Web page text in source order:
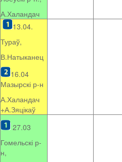
А.Халандач
13.04.
Тураў,
В.Натыканец
16.04
Мазырскі р-н
А.Халандач
+А.Зяцікаў
27.03
Гомельскі р-
н,